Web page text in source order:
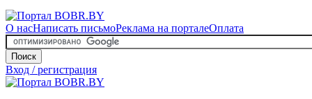
О насНаписать письмоРеклама на порталеОплата
Поиск
Вход / регистрация